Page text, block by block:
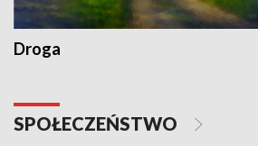
Droga
SPOŁECZEŃSTWO